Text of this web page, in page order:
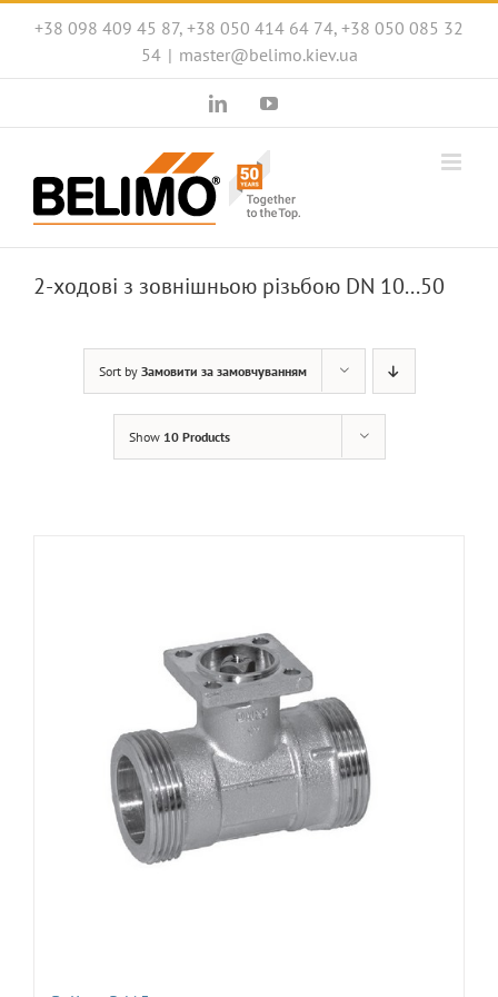
+38 098 409 45 87, +38 050 414 64 74, +38 050 085 32
54 | master@belimo.kiev.ua
LinkedInYouTube
2-ходові з зовнішньою різьбою DN 10...50
Sort by Замовити за замовчуванням
Show 10 Products